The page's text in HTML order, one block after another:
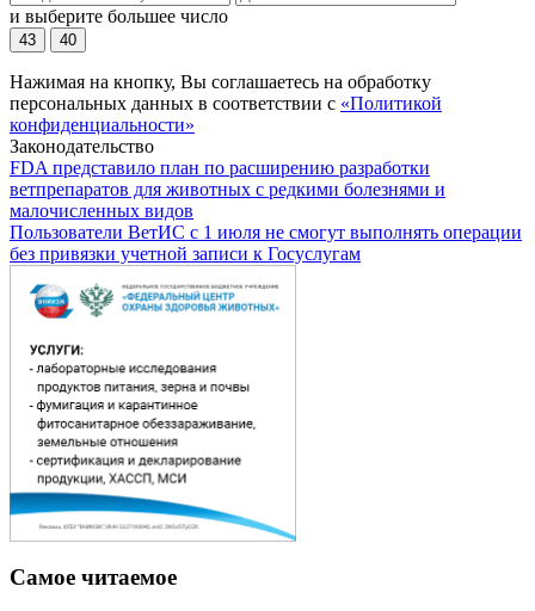
и выберите большее число
43 40
Нажимая на кнопку, Вы соглашаетесь на обработку
персональных данных в соответствии с «Политикой
конфиденциальности»
Законодательство
FDA представило план по расширению разработки
ветпрепаратов для животных с редкими болезнями и
малочисленных видов
Пользователи ВетИС с 1 июля не смогут выполнять операции
без привязки учетной записи к Госуслугам
Самое читаемое